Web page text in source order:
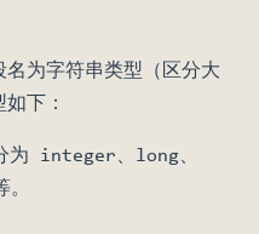
为字符串类型（区分大
下：
为 integer、long、